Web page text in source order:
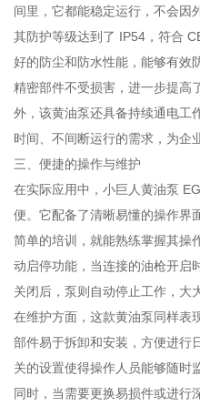
间里，它都能稳定运行，不会因
其防护等级达到了 IP54，符合
好的防尘和防水性能，能够有效
精密部件不受损害，进一步提高
外，该黄油泵还具备持续通电工
时间、不间断运行的需求，为企
三、便捷的操作与维护
在实际应用中，小巨人黄油泵
便。它配备了清晰易懂的操作界
简单的培训，就能熟练掌握其操
动启停功能，当连接的油枪开启
关闭后，泵则自动停止工作，大
在维护方面，这款黄油泵同样表
部件易于拆卸和安装，方便进行
关的设置使得操作人员能够随时
同时，当需要更换易损件或进行